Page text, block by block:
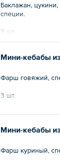
Баклажан,
специи.
3 шт.
Мини-кебабы
Фарш говяжий,
3 шт.
Общий вес – 180 г
Мини-кебабы
Фарш куриный,